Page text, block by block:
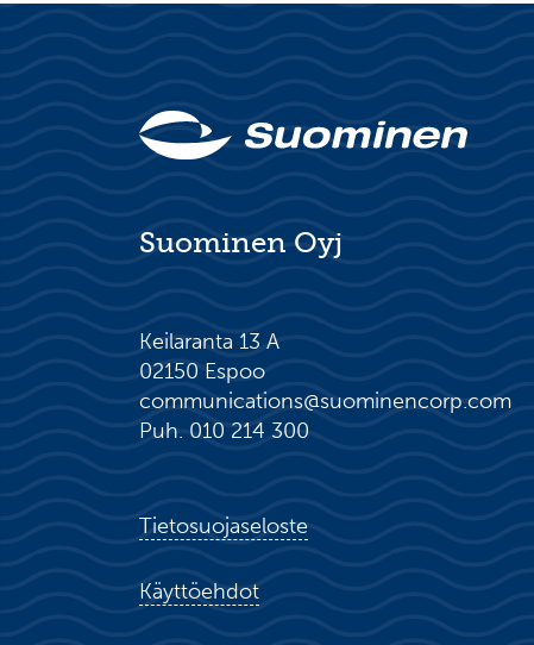
Suominen Oyj
Keilaranta 13 A
02150 Espoo
communications@suominencorp.com
Puh. 010 214 300
Tietosuojaseloste
Käyttöehdot